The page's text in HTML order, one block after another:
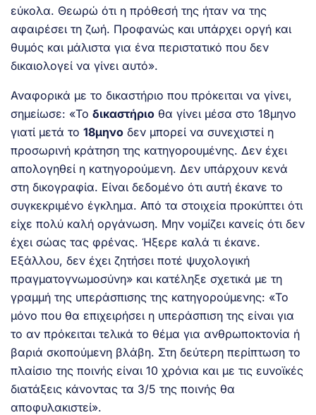
εύκολα. Θεωρώ ότι η πρόθεσή της ήταν να της
αφαιρέσει τη ζωή. Προφανώς και υπάρχει οργή και
θυμός και μάλιστα για ένα περιστατικό που δεν
δικαιολογεί να γίνει αυτό».
Αναφορικά με το δικαστήριο που πρόκειται να γίνει,
σημείωσε: «Το δικαστήριο θα γίνει μέσα στο 18μηνο
γιατί μετά το 18μηνο δεν μπορεί να συνεχιστεί η
προσωρινή κράτηση της κατηγορουμένης. Δεν έχει
απολογηθεί η κατηγορούμενη. Δεν υπάρχουν κενά
στη δικογραφία. Είναι δεδομένο ότι αυτή έκανε το
συγκεκριμένο έγκλημα. Από τα στοιχεία προκύπτει ότι
είχε πολύ καλή οργάνωση. Μην νομίζει κανείς ότι δεν
έχει σώας τας φρένας. Ήξερε καλά τι έκανε.
Εξάλλου, δεν έχει ζητήσει ποτέ ψυχολογική
πραγματογνωμοσύνη» και κατέληξε σχετικά με τη
γραμμή της υπεράσπισης της κατηγορούμενης: «Το
μόνο που θα επιχειρήσει η υπεράσπιση της είναι για
το αν πρόκειται τελικά το θέμα για ανθρωποκτονία ή
βαριά σκοπούμενη βλάβη. Στη δεύτερη περίπτωση το
πλαίσιο της ποινής είναι 10 χρόνια και με τις ευνοϊκές
διατάξεις κάνοντας τα 3/5 της ποινής θα
αποφυλακιστεί».